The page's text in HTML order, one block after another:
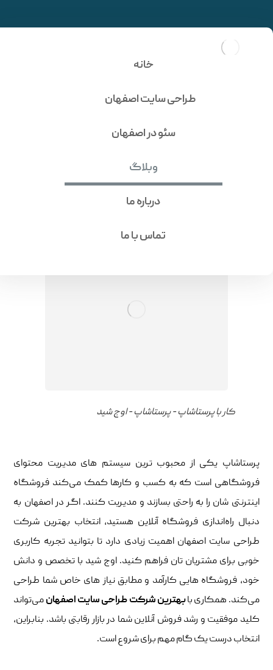
خانه
طراحی سایت اصفهان
سئو در اصفهان
وبلاگ
درباره ما
تماس با ما
پرستاشاپ چیست؟ با
سیستم فروشگاه ساز
پرستاشاپ + 3 سوال مهم
کار با پرستاشاپ - پرستاشاپ - اوج شید
پرستاشاپ یکی از محبوب ‌ترین سیستم‌ های مدیریت محتوای
فروشگاهی است که به کسب‌ و کارها کمک می‌کند فروشگاه
اینترنتی‌ شان را به ‌راحتی بسازند و مدیریت کنند. اگر در اصفهان به
دنبال راه‌اندازی فروشگاه آنلاین هستید، انتخاب بهترین شرکت
طراحی سایت اصفهان اهمیت زیادی دارد تا بتوانید تجربه کاربری
خوبی برای مشتریان ‌تان فراهم کنید. اوج شید با تخصص و دانش
خود، فروشگاه‌ هایی کارآمد و مطابق نیاز های خاص شما طراحی
می‌کند. همکاری بابهترین شرکت طراحی سایت اصفهانمی‌تواند
کلید موفقیت و رشد فروش آنلاین شما در بازار رقابتی باشد. بنابراین،
انتخاب درست یک گام مهم برای شروع است.